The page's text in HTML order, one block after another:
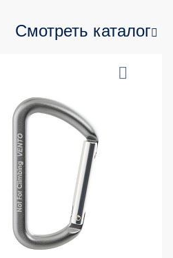
Смотреть каталог